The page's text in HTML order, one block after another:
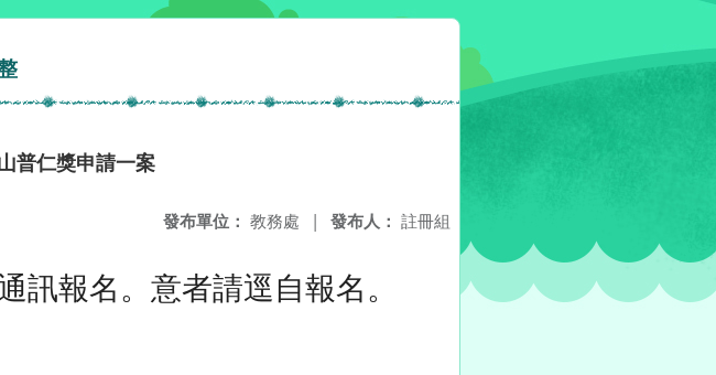
普仁獎申請一案
發布人： 註冊組
發布單位： 教務處 |
報名。意者請逕自報名。